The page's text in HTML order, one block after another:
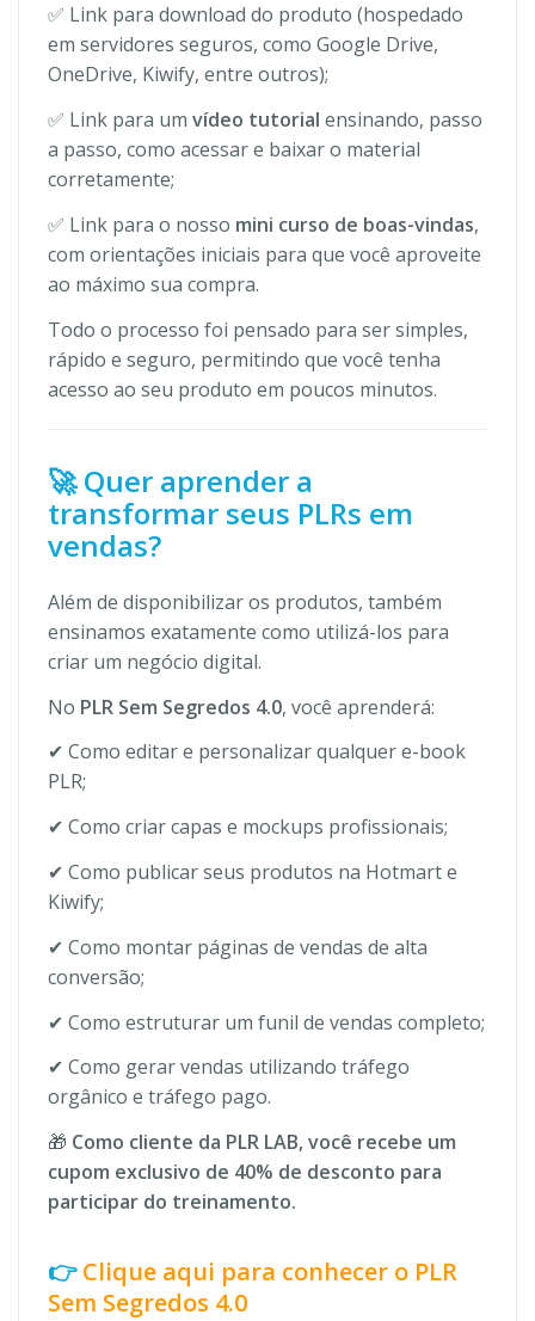
✅ Link para download do produto (hospedado
em servidores seguros, como Google Drive,
OneDrive, Kiwify, entre outros);
✅ Link para um vídeo tutorial ensinando, passo
a passo, como acessar e baixar o material
corretamente;
✅ Link para o nosso mini curso de boas-vindas,
com orientações iniciais para que você aproveite
ao máximo sua compra.
Todo o processo foi pensado para ser simples,
rápido e seguro, permitindo que você tenha
acesso ao seu produto em poucos minutos.
🚀 Quer aprender a
transformar seus PLRs em
vendas?
Além de disponibilizar os produtos, também
ensinamos exatamente como utilizá-los para
criar um negócio digital.
No PLR Sem Segredos 4.0, você aprenderá:
✔ Como editar e personalizar qualquer e-book
PLR;
✔ Como criar capas e mockups profissionais;
✔ Como publicar seus produtos na Hotmart e
Kiwify;
✔ Como montar páginas de vendas de alta
conversão;
✔ Como estruturar um funil de vendas completo;
✔ Como gerar vendas utilizando tráfego
orgânico e tráfego pago.
🎁 Como cliente da PLR LAB, você recebe um
cupom exclusivo de 40% de desconto para
participar do treinamento.
👉 Clique aqui para conhecer o PLR
Sem Segredos 4.0